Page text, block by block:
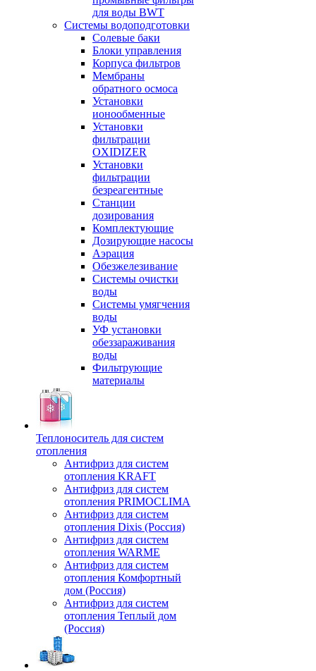
для воды BWT
Системы водоподготовки
Солевые баки
Блоки управления
Корпуса фильтров
Мембраны
обратного осмоса
Установки
ионообменные
Установки
фильтрации
OXIDIZER
Установки
фильтрации
безреагентные
Станции
дозирования
Комплектующие
Дозирующие насосы
Аэрация
Обезжелезивание
Системы очистки
воды
Системы умягчения
воды
УФ установки
обеззараживания
воды
Фильтрующие
материалы
Теплоноситель для систем
отопления
Антифриз для систем
отопления KRAFT
Антифриз для систем
отопления PRIMOCLIMA
Антифриз для систем
отопления Dixis (Россия)
Антифриз для систем
отопления WARME
Антифриз для систем
отопления Комфортный
дом (Россия)
Антифриз для систем
отопления Теплый дом
(Россия)